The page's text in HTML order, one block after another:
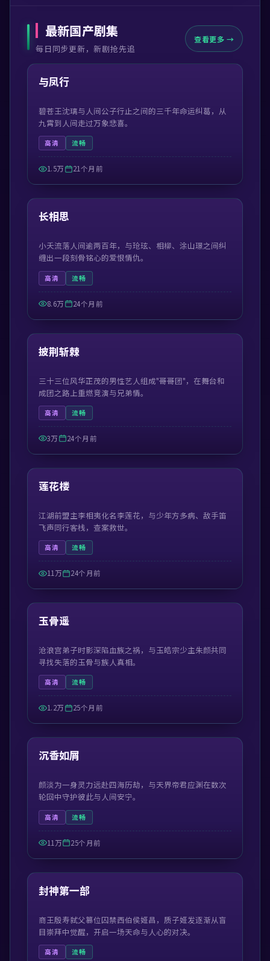
最新国产剧集
每日同步更新，新剧抢先追
查看更多 →
最新
与凤行
碧苍王沈璃与人间公子行止之间的三千年命运纠葛，从
九霄到人间走过万象悲喜。
高清 流畅
1.5万 21个月前
最新
47:39
长相思
小夭流落人间逾两百年，与玱玹、相柳、涂山璟之间纠
缠出一段刻骨铭心的爱恨情仇。
高清 流畅
8.6万 24个月前
最新
41:21
披荆斩棘
三十三位风华正茂的男性艺人组成"哥哥团"，在舞台和
成团之路上重燃竞演与兄弟情。
高清 流畅
3万 24个月前
最新
44:30
莲花楼
江湖前盟主李相夷化名李莲花，与少年方多病、敌手笛
飞声同行客栈，查案救世。
高清 流畅
11万 24个月前
最新
55:13
玉骨遥
沧浪宫弟子时影深陷血族之祸，与玉皓宗少主朱颜共同
寻找失落的玉骨与族人真相。
高清 流畅
1.2万 25个月前
最新
45:05
沉香如屑
颜淡为一身灵力远赴四海历劫，与天界帝君应渊在数次
轮回中守护彼此与人间安宁。
高清 流畅
11万 25个月前
最新
99:42
封神第一部
商王殷寿弑父篡位囚禁西伯侯姬昌，质子姬发逐渐从盲
目崇拜中觉醒，开启一场天命与人心的对决。
高清 流畅